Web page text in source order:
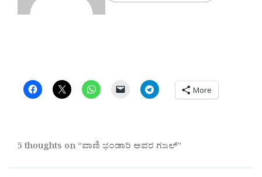
More
5 thoughts on “ವಾಣಿ ಭಂಡಾರಿ ಅವರ ಗಜಲ್”